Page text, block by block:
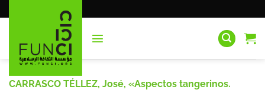
al
CARRASCO TÉLLEZ, José, «Aspectos tangerinos.